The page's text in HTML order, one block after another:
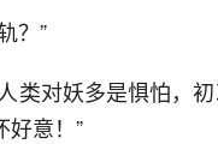
？”
类对妖多是惧怕，
好意！”